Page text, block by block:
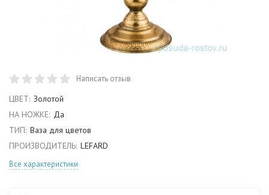
Написать отзыв
ЦВЕТ: Золотой
НА НОЖКЕ: Да
ТИП: Ваза для цветов
ПРОИЗВОДИТЕЛЬ: LEFARD
Все характеристики